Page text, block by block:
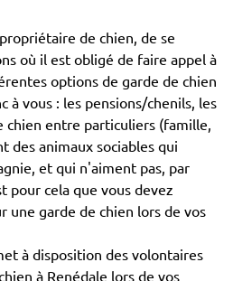
de chien, de se
où il est obligé de faire appel à
options de garde de chien
à vous : les pensions/chenils, les
chien entre particuliers (famille,
des animaux sociables qui
et qui n'aiment pas, par
pour cela que vous devez
une garde de chien lors de vos
à disposition des volontaires
à Renédale lors de vos